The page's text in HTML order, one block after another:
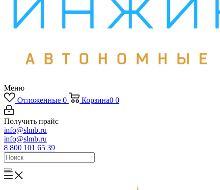
Меню
Отложенные 0 Корзина0 0
Получить прайс
info@slmb.ru
info@slmb.ru
8 800 101 65 39